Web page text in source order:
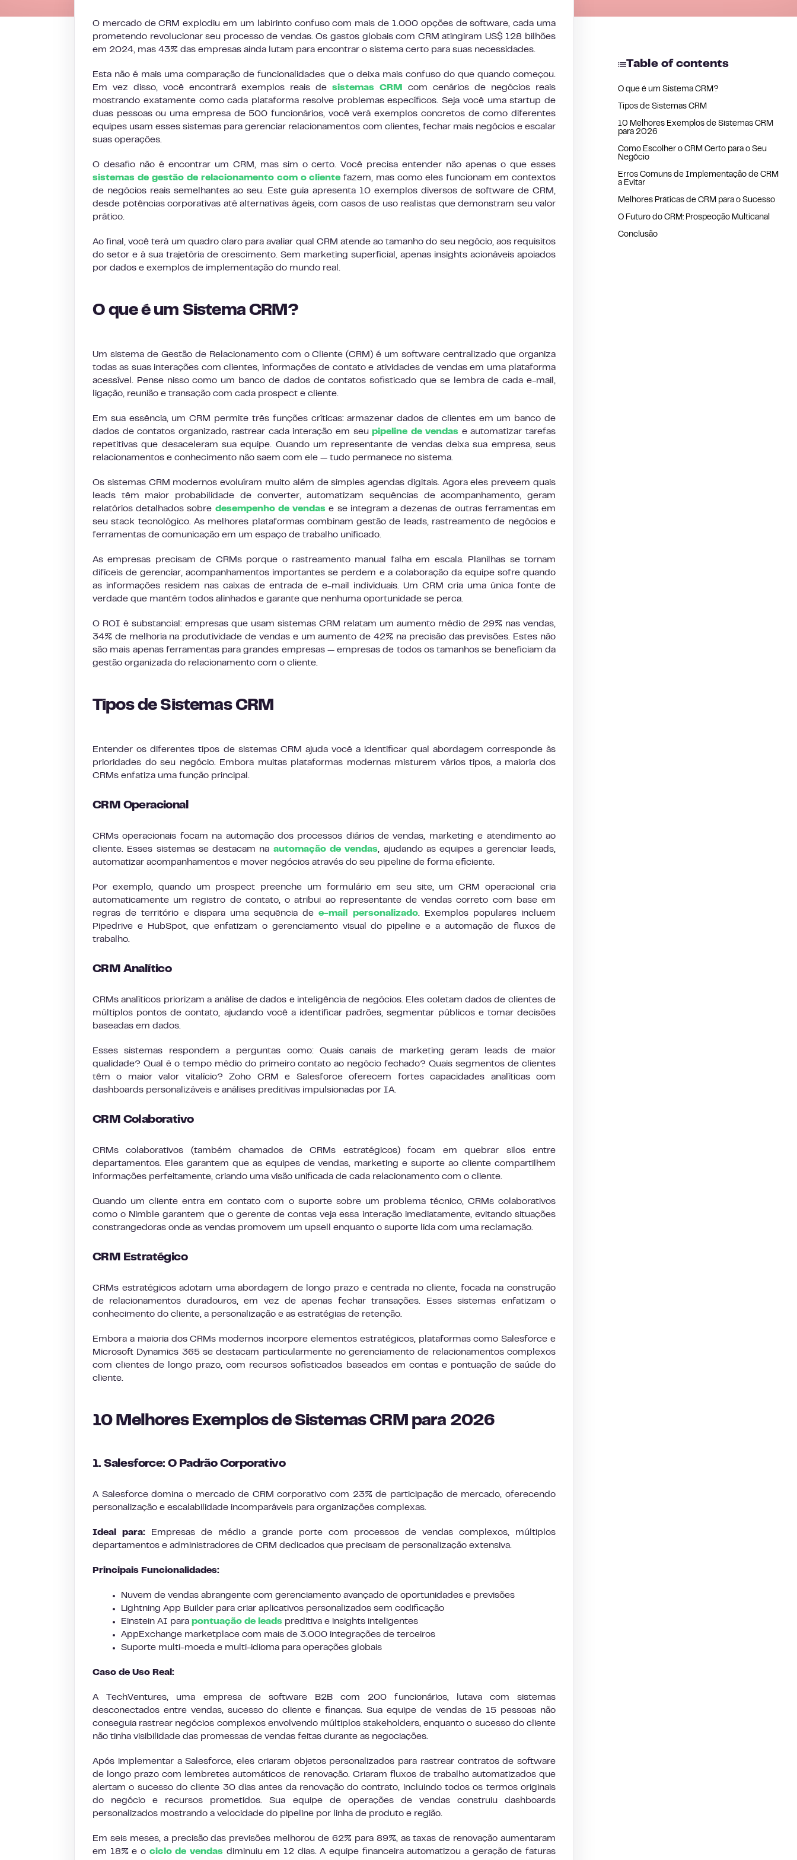
Table of contents
O que é um Sistema CRM?
Tipos de Sistemas CRM
10 Melhores Exemplos de Sistemas CRM
para 2026
Como Escolher o CRM Certo para o Seu
Negócio
Erros Comuns de Implementação de CRM
a Evitar
Melhores Práticas de CRM para o Sucesso
O Futuro do CRM: Prospecção Multicanal
Conclusão
O mercado de CRM explodiu em um labirinto confuso com mais de 1.000 opções de software, cada uma
prometendo revolucionar seu processo de vendas. Os gastos globais com CRM atingiram US$ 128 bilhões
em 2024, mas 43% das empresas ainda lutam para encontrar o sistema certo para suas necessidades.
Esta não é mais uma comparação de funcionalidades que o deixa mais confuso do que quando começou.
Em vez disso, você encontrará exemplos reais de sistemas CRM
com cenários de negócios reais
mostrando exatamente como cada plataforma resolve problemas específicos. Seja você uma startup de
duas pessoas ou uma empresa de 500 funcionários, você verá exemplos concretos de como diferentes
equipes usam esses sistemas para gerenciar relacionamentos com clientes, fechar mais negócios e escalar
suas operações.
O desafio não é encontrar um CRM, mas sim o certo. Você precisa entender não apenas o que esses
sistemas de gestão de relacionamento com o cliente fazem, mas como eles funcionam em contextos
de negócios reais semelhantes ao seu. Este guia apresenta 10 exemplos diversos de software de CRM,
desde potências corporativas até alternativas ágeis, com casos de uso realistas que demonstram seu valor
prático.
Ao final, você terá um quadro claro para avaliar qual CRM atende ao tamanho do seu negócio, aos requisitos
do setor e à sua trajetória de crescimento. Sem marketing superficial, apenas insights acionáveis apoiados
por dados e exemplos de implementação do mundo real.
O que é um Sistema CRM?
Um sistema de Gestão de Relacionamento com o Cliente (CRM) é um software centralizado que organiza
todas as suas interações com clientes, informações de contato e atividades de vendas em uma plataforma
acessível. Pense nisso como um banco de dados de contatos sofisticado que se lembra de cada e-mail,
ligação, reunião e transação com cada prospect e cliente.
Em sua essência, um CRM permite três funções críticas: armazenar dados de clientes em um banco de
dados de contatos organizado, rastrear cada interação em seupipeline de vendas e automatizar tarefas
repetitivas que desaceleram sua equipe. Quando um representante de vendas deixa sua empresa, seus
relacionamentos e conhecimento não saem com ele — tudo permanece no sistema.
Os sistemas CRM modernos evoluíram muito além de simples agendas digitais. Agora eles preveem quais
leads têm maior probabilidade de converter, automatizam sequências de acompanhamento, geram
relatórios detalhados sobre desempenho de vendas e se integram a dezenas de outras ferramentas em
seu stack tecnológico. As melhores plataformas combinam gestão de leads, rastreamento de negócios e
ferramentas de comunicação em um espaço de trabalho unificado.
As empresas precisam de CRMs porque o rastreamento manual falha em escala. Planilhas se tornam
difíceis de gerenciar, acompanhamentos importantes se perdem e a colaboração da equipe sofre quando
as informações residem nas caixas de entrada de e-mail individuais. Um CRM cria uma única fonte de
verdade que mantém todos alinhados e garante que nenhuma oportunidade se perca.
O ROI é substancial: empresas que usam sistemas CRM relatam um aumento médio de 29% nas vendas,
34% de melhoria na produtividade de vendas e um aumento de 42% na precisão das previsões. Estes não
são mais apenas ferramentas para grandes empresas — empresas de todos os tamanhos se beneficiam da
gestão organizada do relacionamento com o cliente.
Tipos de Sistemas CRM
Entender os diferentes tipos de sistemas CRM ajuda você a identificar qual abordagem corresponde às
prioridades do seu negócio. Embora muitas plataformas modernas misturem vários tipos, a maioria dos
CRMs enfatiza uma função principal.
CRM Operacional
CRMs operacionais focam na automação dos processos diários de vendas, marketing e atendimento ao
cliente. Esses sistemas se destacam na automação de vendas, ajudando as equipes a gerenciar leads,
automatizar acompanhamentos e mover negócios através do seu pipeline de forma eficiente.
Por exemplo, quando um prospect preenche um formulário em seu site, um CRM operacional cria
automaticamente um registro de contato, o atribui ao representante de vendas correto com base em
regras de território e dispara uma sequência dee-mail personalizado. Exemplos populares incluem
Pipedrive e HubSpot, que enfatizam o gerenciamento visual do pipeline e a automação de fluxos de
trabalho.
CRM Analítico
CRMs analíticos priorizam a análise de dados e inteligência de negócios. Eles coletam dados de clientes de
múltiplos pontos de contato, ajudando você a identificar padrões, segmentar públicos e tomar decisões
baseadas em dados.
Esses sistemas respondem a perguntas como: Quais canais de marketing geram leads de maior
qualidade? Qual é o tempo médio do primeiro contato ao negócio fechado? Quais segmentos de clientes
têm o maior valor vitalício? Zoho CRM e Salesforce oferecem fortes capacidades analíticas com
dashboards personalizáveis e análises preditivas impulsionadas por IA.
CRM Colaborativo
CRMs colaborativos (também chamados de CRMs estratégicos) focam em quebrar silos entre
departamentos. Eles garantem que as equipes de vendas, marketing e suporte ao cliente compartilhem
informações perfeitamente, criando uma visão unificada de cada relacionamento com o cliente.
Quando um cliente entra em contato com o suporte sobre um problema técnico, CRMs colaborativos
como o Nimble garantem que o gerente de contas veja essa interação imediatamente, evitando situações
constrangedoras onde as vendas promovem um upsell enquanto o suporte lida com uma reclamação.
CRM Estratégico
CRMs estratégicos adotam uma abordagem de longo prazo e centrada no cliente, focada na construção
de relacionamentos duradouros, em vez de apenas fechar transações. Esses sistemas enfatizam o
conhecimento do cliente, a personalização e as estratégias de retenção.
Embora a maioria dos CRMs modernos incorpore elementos estratégicos, plataformas como Salesforce e
Microsoft Dynamics 365 se destacam particularmente no gerenciamento de relacionamentos complexos
com clientes de longo prazo, com recursos sofisticados baseados em contas e pontuação de saúde do
cliente.
10 Melhores Exemplos de Sistemas CRM para 2026
1. Salesforce: O Padrão Corporativo
A Salesforce domina o mercado de CRM corporativo com 23% de participação de mercado, oferecendo
personalização e escalabilidade incomparáveis para organizações complexas.
Ideal para: Empresas de médio a grande porte com processos de vendas complexos, múltiplos
departamentos e administradores de CRM dedicados que precisam de personalização extensiva.
Principais Funcionalidades:
Nuvem de vendas abrangente com gerenciamento avançado de oportunidades e previsões
Lightning App Builder para criar aplicativos personalizados sem codificação
Einstein AI para pontuação de leads preditiva e insights inteligentes
AppExchange marketplace com mais de 3.000 integrações de terceiros
Suporte multi-moeda e multi-idioma para operações globais
Caso de Uso Real:
A TechVentures, uma empresa de software B2B com 200 funcionários, lutava com sistemas
desconectados entre vendas, sucesso do cliente e finanças. Sua equipe de vendas de 15 pessoas não
conseguia rastrear negócios complexos envolvendo múltiplos stakeholders, enquanto o sucesso do cliente
não tinha visibilidade das promessas de vendas feitas durante as negociações.
Após implementar a Salesforce, eles criaram objetos personalizados para rastrear contratos de software
de longo prazo com lembretes automáticos de renovação. Criaram fluxos de trabalho automatizados que
alertam o sucesso do cliente 30 dias antes da renovação do contrato, incluindo todos os termos originais
do negócio e recursos prometidos. Sua equipe de operações de vendas construiu dashboards
personalizados mostrando a velocidade do pipeline por linha de produto e região.
Em seis meses, a precisão das previsões melhorou de 62% para 89%, as taxas de renovação aumentaram
em 18% e o ciclo de vendas diminuiu em 12 dias. A equipe financeira automatizou a geração de faturas